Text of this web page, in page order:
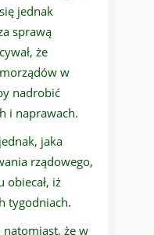
jednak
sprawą
że
w
nadrobić
i naprawach.
jaka
rządowego,
obiecał, iż
tygodniach.
że w